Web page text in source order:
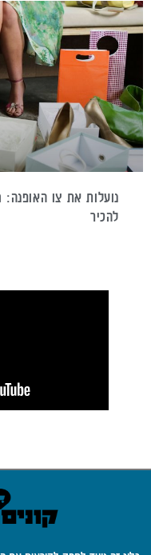
נועלות את צו
להכיר